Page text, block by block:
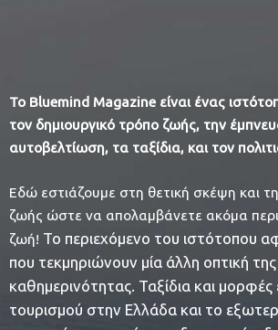
Το Bluemind Magazine είναι ένας
τον δημιουργικό τρόπο ζωής, την
αυτοβελτίωση, τα ταξίδια, και τον
Εδώ εστιάζουμε στη θετική σκέψη και
ζωής ώστε να απολαμβάνετε ακόμα
ζωή! Το περιεχόμενο του ιστότοπου
που τεκμηριώνουν μία άλλη οπτική της
καθημερινότητας. Ταξίδια και
τουρισμού στην Ελλάδα και το